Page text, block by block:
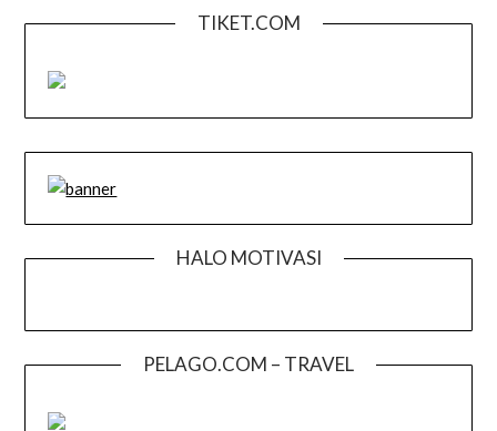
TIKET.COM
HALO MOTIVASI
PELAGO.COM – TRAVEL